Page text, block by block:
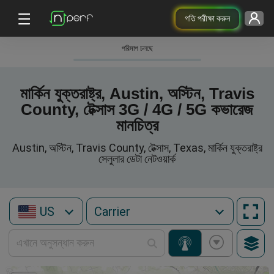
গতি পরীক্ষা করুন
পরিমাপ চলছে
মার্কিন যুক্তরাষ্ট্র, Austin, অস্টিন, Travis
County, টেক্সাস 3G / 4G / 5G কভারেজ
মানচিত্র
Austin, অস্টিন, Travis County, টেক্সাস, Texas, মার্কিন যুক্তরাষ্ট্র
সেলুলার ডেটা নেটওয়ার্ক
US